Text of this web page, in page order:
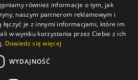
zastrzeżone © Tech Light
Pageart
również informacje o tym, jak
naszym partnerom reklamowym i
je z innymi informacjami, które im
w wyniku korzystania przez Ciebie z ich
Dowiedz się więcej
WYDAJNOŚĆ